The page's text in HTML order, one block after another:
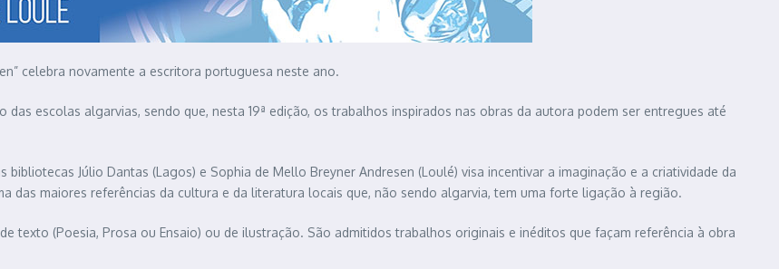
celebra novamente a escritora portuguesa neste ano.
escolas algarvias, sendo que, nesta 19ª edição, os trabalhos inspirados nas obras da autora podem ser entregues até
Júlio Dantas (Lagos) e Sophia de Mello Breyner Andresen (Loulé) visa incentivar a imaginação e a criatividade da
das maiores referências da cultura e da literatura locais que, não sendo algarvia, tem uma forte ligação à região.
texto (Poesia, Prosa ou Ensaio) ou de ilustração. São admitidos trabalhos originais e inéditos que façam referência à obra